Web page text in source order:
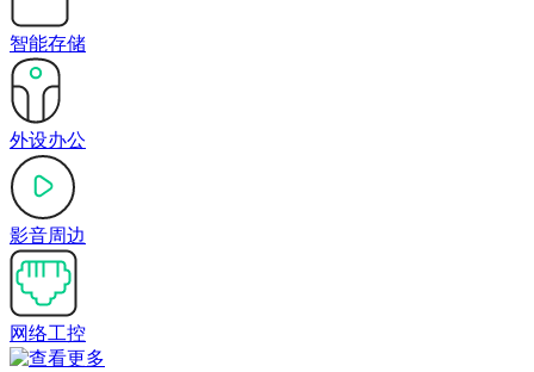
智能存储
外设办公
影音周边
网络工控